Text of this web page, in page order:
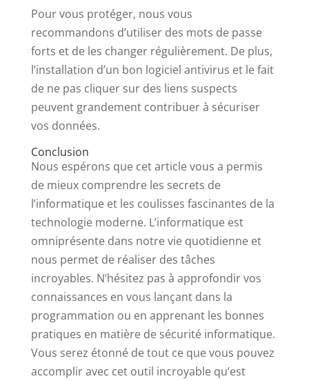
Pour vous protéger, nous vous
recommandons d’utiliser des mots de passe
forts et de les changer régulièrement. De plus,
l’installation d’un bon logiciel antivirus et le fait
de ne pas cliquer sur des liens suspects
peuvent grandement contribuer à sécuriser
vos données.
Conclusion
Nous espérons que cet article vous a permis
de mieux comprendre les secrets de
l’informatique et les coulisses fascinantes de la
technologie moderne. L’informatique est
omniprésente dans notre vie quotidienne et
nous permet de réaliser des tâches
incroyables. N’hésitez pas à approfondir vos
connaissances en vous lançant dans la
programmation ou en apprenant les bonnes
pratiques en matière de sécurité informatique.
Vous serez étonné de tout ce que vous pouvez
accomplir avec cet outil incroyable qu’est